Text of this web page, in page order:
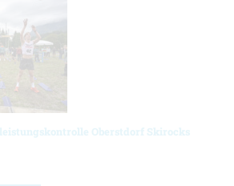
Oberstdorf Skirocks